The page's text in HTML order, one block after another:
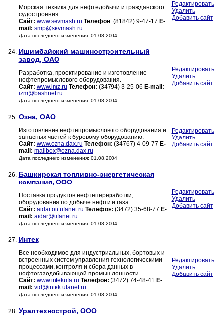
Морская техника для нефтедобычи и гражданского
судостроения.
Сайт: www.sevmash.ru Телефон: (81842) 9-47-17 E-
mail: smp@sevmash.ru
Дата последнего изменения: 01.08.2004
Редактировать
Удалить
Добавить сайт
24. Ишимбайский машиностроительный
завод, ОАО
Разработка, проектирование и изготовление
нефтепромыслового оборудования.
Сайт: www.imz.ru Телефон: (34794) 3-25-06 E-mail:
izm@bashnet.ru
Дата последнего изменения: 01.08.2004
Редактировать
Удалить
Добавить сайт
25. Озна, ОАО
Изготовление нефтепромыслового оборудования и
запасных частей к буровому оборудованию.
Сайт: www.ozna.dax.ru Телефон: (34767) 4-09-77 E-
mail: mailbox@ozna.dax.ru
Дата последнего изменения: 01.08.2004
Редактировать
Удалить
Добавить сайт
26. Башкирская топливно-энергетическая
компания, ООО
Поставка продуктов нефтепереработки,
оборудования по добыче нефти и газа.
Сайт: aidar.on.ufanet.ru Телефон: (3472) 35-68-77 E-
mail: aidar@ufanet.ru
Дата последнего изменения: 01.08.2004
Редактировать
Удалить
Добавить сайт
27. Интек
Все необходимое для индустриальных, бортовых и
встроенных систем управления технологическими
процессами, контроля и сбора данных в
нефтегазодобывающей промышленности.
Сайт: www.intekufa.ru Телефон: (3472) 74-48-41 E-
mail: vid@intek.ufanet.ru
Дата последнего изменения: 01.08.2004
Редактировать
Удалить
Добавить сайт
28. Уралтехнострой, ООО